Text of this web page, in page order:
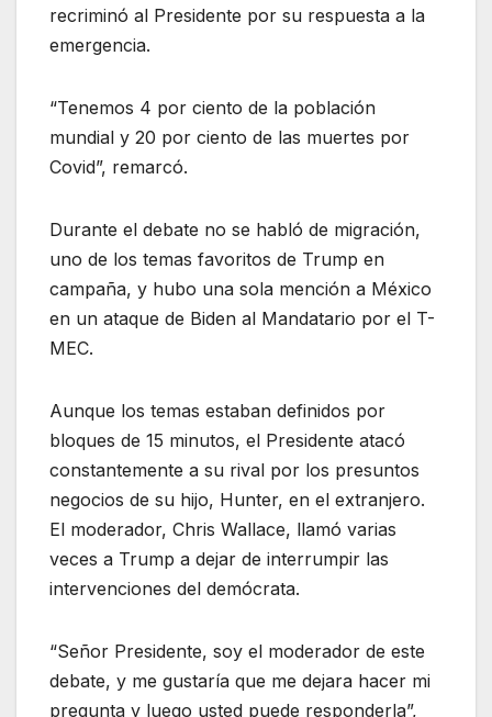
recriminó al Presidente por su respuesta a la
emergencia.
“Tenemos 4 por ciento de la población
mundial y 20 por ciento de las muertes por
Covid”, remarcó.
Durante el debate no se habló de migración,
uno de los temas favoritos de Trump en
campaña, y hubo una sola mención a México
en un ataque de Biden al Mandatario por el T-
MEC.
Aunque los temas estaban definidos por
bloques de 15 minutos, el Presidente atacó
constantemente a su rival por los presuntos
negocios de su hijo, Hunter, en el extranjero.
El moderador, Chris Wallace, llamó varias
veces a Trump a dejar de interrumpir las
intervenciones del demócrata.
“Señor Presidente, soy el moderador de este
debate, y me gustaría que me dejara hacer mi
pregunta y luego usted puede responderla”,